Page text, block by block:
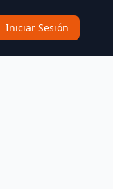
Iniciar Sesión